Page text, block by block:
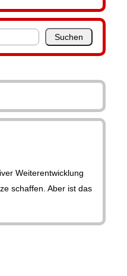
Weiterentwicklung
schaffen. Aber ist das